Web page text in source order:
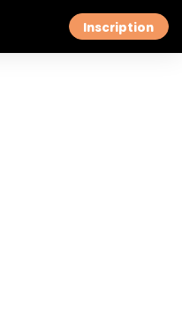
Inscription